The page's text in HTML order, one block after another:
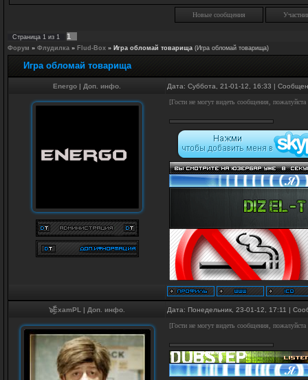
Новые сообщения
Страница 1 из 1 1
Форум » Флудилка » Flud-Box » Игра обломай товарища (Игра обломай товарища)
Игра обломай товарища
Energo | Доп. инфо. Дата: Суббота, 21-01-12, 16:33 |
[Гости не могут видеть сообщения, пожалуйста
๖ۣۜۜExamPL | Доп. инфо. Дата: Понедельник, 23-01-12, 17:11 |
[Гости не могут видеть сообщения, пожалуйста